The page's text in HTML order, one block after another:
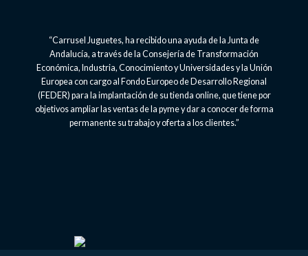
“Carrusel Juguetes, ha recibido una ayuda de la Junta de
Andalucía, a través de la Consejería de Transformación
Económica, Industria, Conocimiento y Universidades y la Unión
Europea con cargo al Fondo Europeo de Desarrollo Regional
(FEDER) para la implantación de su tienda online, que tiene por
objetivos ampliar las ventas de la pyme y dar a conocer de forma
permanente su trabajo y oferta a los clientes.”